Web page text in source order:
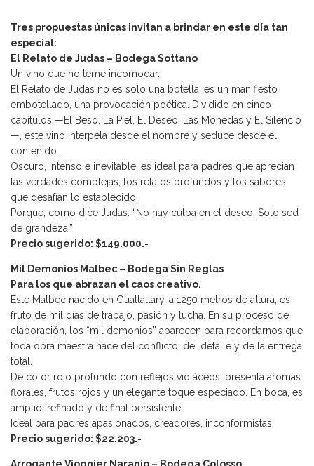
Tres propuestas únicas invitan a brindar en este día tan
especial:
El Relato de Judas – Bodega Sottano
Un vino que no teme incomodar.
El Relato de Judas no es solo una botella: es un manifiesto
embotellado, una provocación poética. Dividido en cinco
capítulos —El Beso, La Piel, El Deseo, Las Monedas y El Silencio
—, este vino interpela desde el nombre y seduce desde el
contenido.
Oscuro, intenso e inevitable, es ideal para padres que aprecian
las verdades complejas, los relatos profundos y los sabores
que desafían lo establecido.
Porque, como dice Judas: “No hay culpa en el deseo. Solo sed
de grandeza.”
Precio sugerido: $149.000.-
Mil Demonios Malbec – Bodega Sin Reglas
Para los que abrazan el caos creativo.
Este Malbec nacido en Gualtallary, a 1250 metros de altura, es
fruto de mil días de trabajo, pasión y lucha. En su proceso de
elaboración, los “mil demonios” aparecen para recordarnos que
toda obra maestra nace del conflicto, del detalle y de la entrega
total.
De color rojo profundo con reflejos violáceos, presenta aromas
florales, frutos rojos y un elegante toque especiado. En boca, es
amplio, refinado y de final persistente.
Ideal para padres apasionados, creadores, inconformistas.
Precio sugerido: $22.203.-